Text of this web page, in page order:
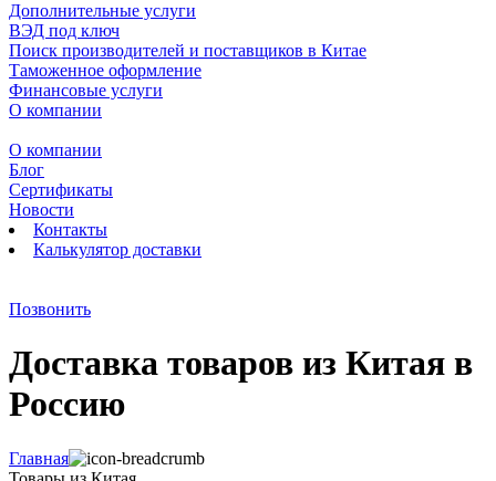
Дополнительные услуги
ВЭД под ключ
Поиск производителей и поставщиков в Китае
Таможенное оформление
Финансовые услуги
О компании
О компании
Блог
Сертификаты
Новости
Контакты
Калькулятор доставки
Позвонить
Доставка товаров из Китая в
Россию
Главная